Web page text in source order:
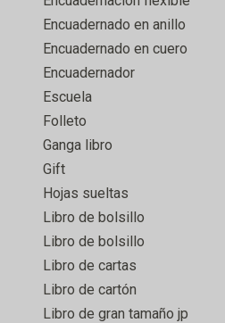
Encuadernado en anillo
Encuadernado en cuero
Encuadernador
Escuela
Folleto
Ganga libro
Gift
Hojas sueltas
Libro de bolsillo
Libro de bolsillo
Libro de cartas
Libro de cartón
Libro de gran tamaño jp